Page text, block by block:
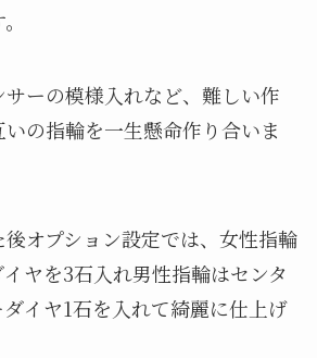
ーの模様入れなど、難しい作
の指輪を一生懸命作り合いま
オプション設定では、女性指輪
ヤを3石入れ男性指輪はセンタ
イヤ1石を入れて綺麗に仕上げ